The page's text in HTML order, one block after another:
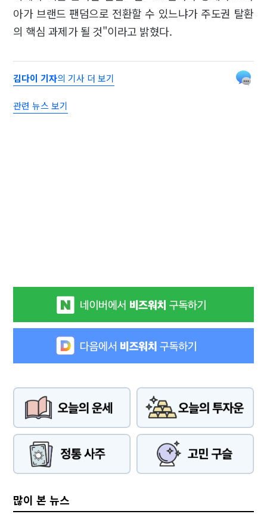
아가 브랜드 팬덤으로 전환할 수 있느냐가 주도권 탈환
의 핵심 과제가 될 것"이라고 밝혔다.
김다이 기자의 기사 더 보기
관련 뉴스 보기
많이 본 뉴스